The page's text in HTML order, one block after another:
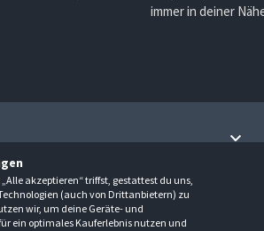
akzeptieren“ triffst, gestattest du uns,
(auch von Drittanbietern) zu
wir, um deine Geräte- und
ein optimales Kauferlebnis nutzen und
immer in deiner
(FAQ)